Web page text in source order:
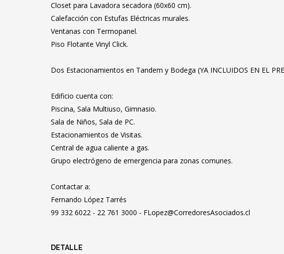
Closet para Lavadora secadora (60x60 cm).
Calefacción con Estufas Eléctricas murales.
Ventanas con Termopanel.
Piso Flotante Vinyl Click.
Dos Estacionamientos en Tandem y Bodega (YA INCLUIDOS EN EL
Edificio cuenta con:
Piscina, Sala Multiuso, Gimnasio.
Sala de Niños, Sala de PC.
Estacionamientos de Visitas.
Central de agua caliente a gas.
Grupo electrógeno de emergencia para zonas comunes.
Contactar a:
Fernando López Tarrés
99 332 6022 - 22 761 3000 - FLopez@CorredoresAsociados.cl
DETALLE